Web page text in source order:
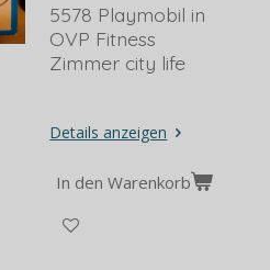
5578 Playmobil in
OVP Fitness
Zimmer city life
Details anzeigen
In den Warenkorb